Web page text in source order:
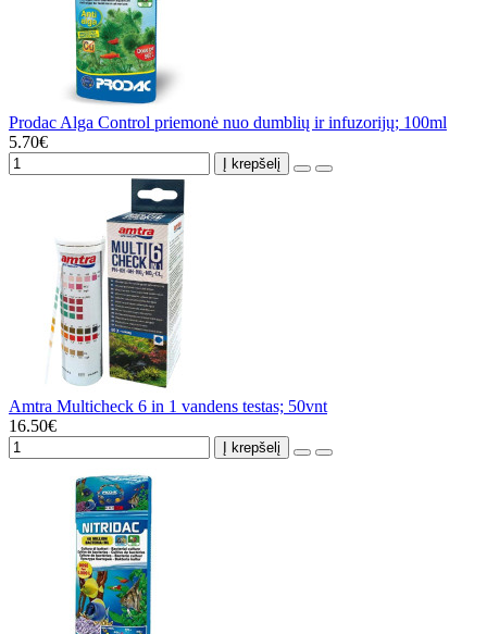
Prodac Alga Control priemonė nuo dumblių ir infuzorijų; 100ml
5.70€
Į krepšelį
Amtra Multicheck 6 in 1 vandens testas; 50vnt
16.50€
Į krepšelį